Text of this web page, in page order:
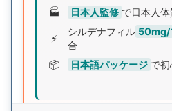
🏭
日本人監修 で日本人
⚡
シルデナフィル
合
📦
日本語パッケージ で